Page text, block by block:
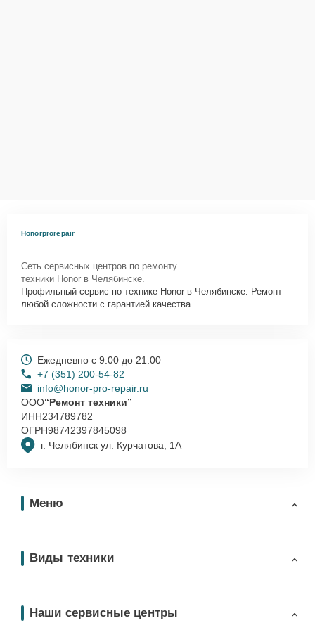
Honorprorepair
Сеть сервисных центров по ремонту
техники Honor в Челябинске.
Профильный сервис по технике Honor в Челябинске. Ремонт
любой сложности с гарантией качества.
г. Челябинск ул. Курчатова, 1А
Ежедневно с 9:00 до 21:00
+7 (351) 200-54-82
info@honor-pro-repair.ru
ООО“Ремонт техники”
ИНН234789782
ОГРН98742397845098
Меню
Виды техники
Наши сервисные центры